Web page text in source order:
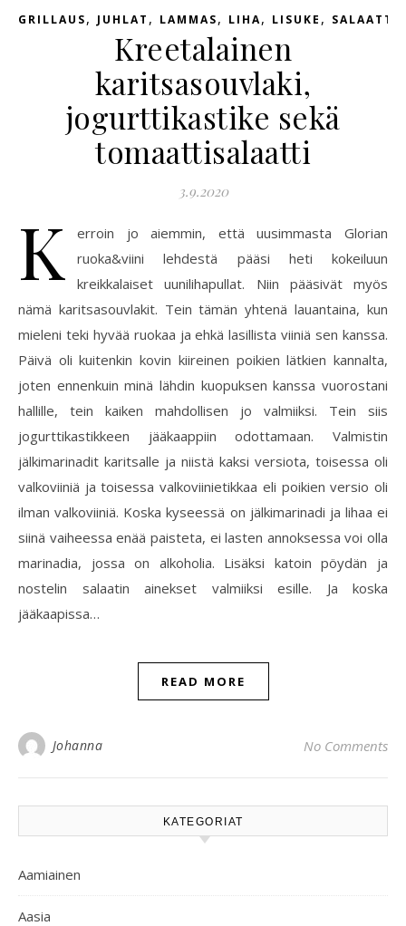
GRILLAUS, JUHLAT , LAMMAS, LIHA, LISUKE , SALAATTI
Kreetalainen
karitsasouvlaki,
jogurttikastike sekä
tomaattisalaatti
3.9.2020
K
erroin jo aiemmin, että uusimmasta Glorian
ruoka&viini lehdestä pääsi heti kokeiluun
kreikkalaiset uunilihapullat. Niin pääsivät myös
nämä karitsasouvlakit. Tein tämän yhtenä lauantaina, kun
mieleni teki hyvää ruokaa ja ehkä lasillista viiniä sen kanssa.
Päivä oli kuitenkin kovin kiireinen poikien lätkien kannalta,
joten ennenkuin minä lähdin kuopuksen kanssa vuorostani
hallille, tein kaiken mahdollisen jo valmiiksi. Tein siis
jogurttikastikkeen jääkaappiin odottamaan. Valmistin
jälkimarinadit karitsalle ja niistä kaksi versiota, toisessa oli
valkoviiniä ja toisessa valkoviinietikkaa eli poikien versio oli
ilman valkoviiniä. Koska kyseessä on jälkimarinadi ja lihaa ei
siinä vaiheessa enää paisteta, ei lasten annoksessa voi olla
marinadia, jossa on alkoholia. Lisäksi katoin pöydän ja
nostelin salaatin ainekset valmiiksi esille. Ja koska
jääkaapissa…
READ MORE
Johanna No Comments
KATEGORIAT
Aamiainen
Aasia